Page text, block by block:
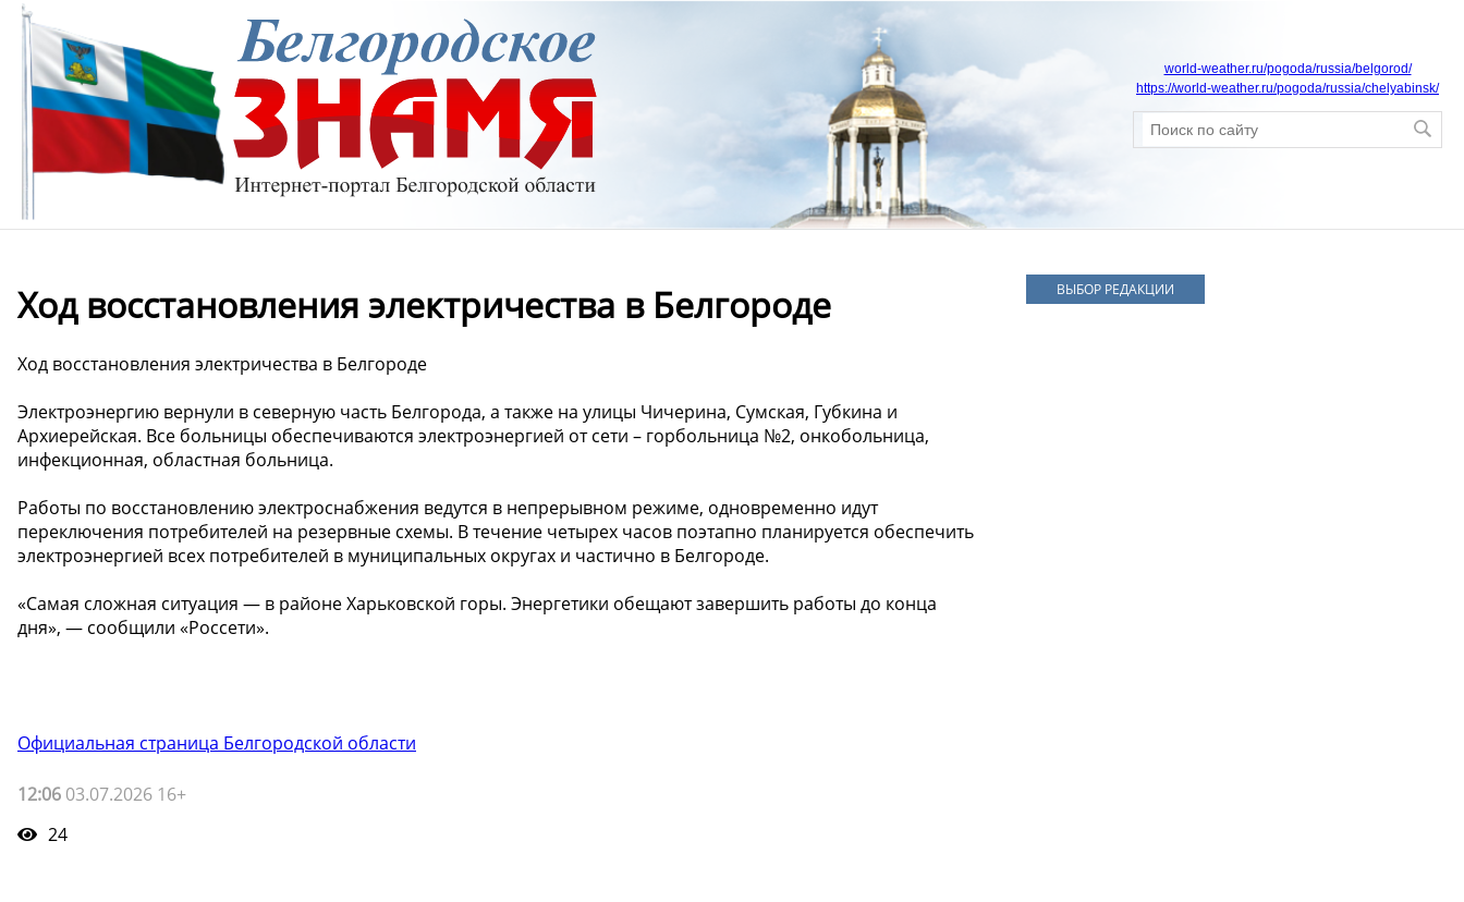
world-weather.ru/pogoda/russia/belgorod/
https://world-weather.ru/pogoda/russia/chelyabinsk/
Ход восстановления электричества в Белгороде
Ход восстановления электричества в Белгороде
Электроэнергию вернули в северную часть Белгорода, а также на улицы Чичерина, Сумская, Губкина и
Архиерейская. Все больницы обеспечиваются электроэнергией от сети – горбольница №2, онкобольница,
инфекционная, областная больница.
Работы по восстановлению электроснабжения ведутся в непрерывном режиме, одновременно идут
переключения потребителей на резервные схемы. В течение четырех часов поэтапно планируется обеспечить
электроэнергией всех потребителей в муниципальных округах и частично в Белгороде.
«Самая сложная ситуация — в районе Харьковской горы. Энергетики обещают завершить работы до конца
дня», — сообщили «Россети».
Официальная страница Белгородской области
12:06 03.07.2026 16+
24
ВЫБОР РЕДАКЦИИ